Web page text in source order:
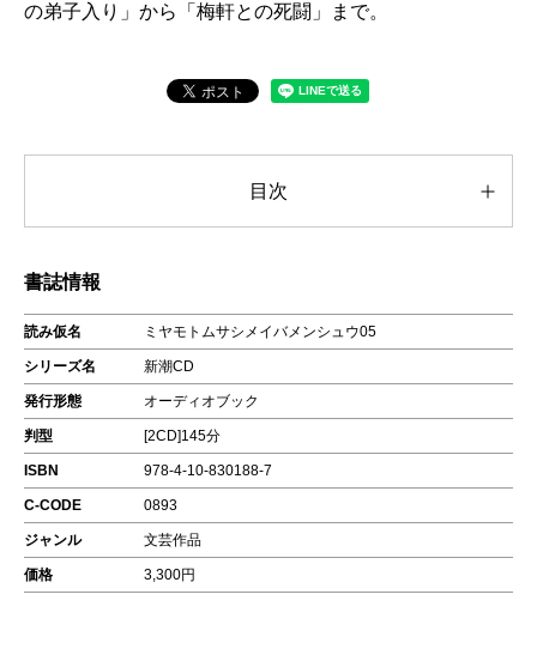
の弟子入り」から「梅軒との死闘」まで。
目次
書誌情報
読み仮名 ミヤモトムサシメイバメンシュウ05
シリーズ名 新潮CD
発行形態 オーディオブック
判型 [2CD]145分
ISBN 978-4-10-830188-7
C-CODE 0893
ジャンル 文芸作品
価格 3,300円